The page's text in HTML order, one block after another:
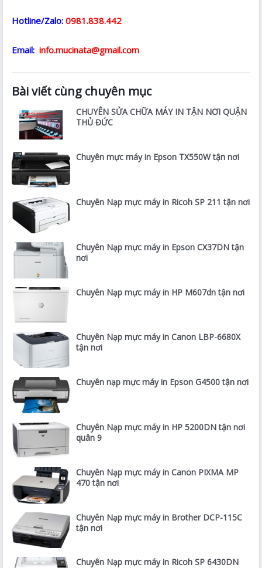
Hotline/Zalo: 0981.838.442
Email: info.mucinata@gmail.com
Bài viết cùng chuyên mục
CHUYÊN SỬA CHỮA MÁY IN TẬN NƠI QUẬN
THỦ ĐỨC
Chuyên mực máy in Epson TX550W tận nơi
Chuyên Nạp mực máy in Ricoh SP 211 tận nơi
Chuyên Nạp mực máy in Epson CX37DN tận
nơi
Chuyên Nạp mực máy in HP M607dn tận nơi
Chuyên Nạp mực máy in Canon LBP-6680X
tận nơi
Chuyên nạp mực máy in Epson G4500 tận nơi
Chuyên Nạp mực máy in HP 5200DN tận nơi
quân 9
Chuyên Nạp mực máy in Canon PIXMA MP
470 tận nơi
Chuyên Nạp mực máy in Brother DCP-115C
tận nơi
Chuyên Nạp mực máy in Ricoh SP 6430DN